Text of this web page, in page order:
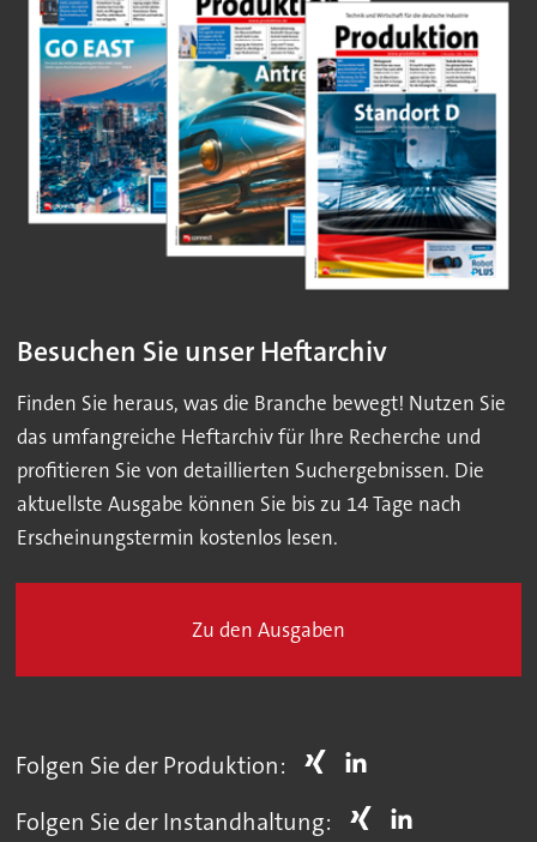
Besuchen Sie unser Heftarchiv
Finden Sie heraus, was die Branche bewegt! Nutzen Sie
das umfangreiche Heftarchiv für Ihre Recherche und
profitieren Sie von detaillierten Suchergebnissen. Die
aktuellste Ausgabe können Sie bis zu 14 Tage nach
Erscheinungstermin kostenlos lesen.
Zu den Ausgaben
Folgen Sie der Produktion:
Folgen Sie der Instandhaltung: